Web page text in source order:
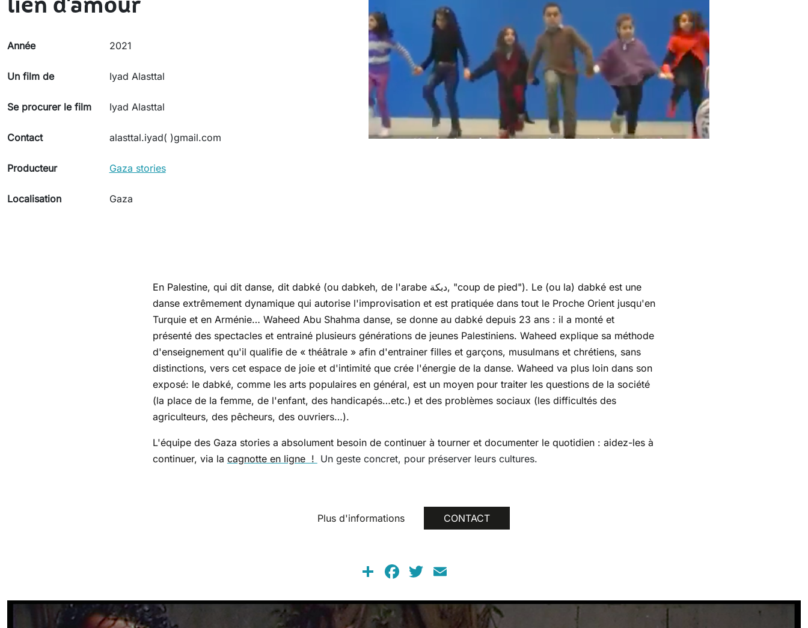
Année 2021
Un film de Iyad Alasttal
Se procurer le film Iyad Alasttal
Contact alasttal.iyad( )gmail.com
Producteur Gaza stories
Localisation Gaza
En Palestine, qui dit danse, dit dabké (ou dabkeh, de l'arabe دبکة, "coup de pied"). Le (ou la) dabké est une
danse extrêmement dynamique qui autorise l'improvisation et est pratiquée dans tout le Proche Orient jusqu'en
Turquie et en Arménie… Waheed Abu Shahma danse, se donne au dabké depuis 23 ans : il a monté et
présenté des spectacles et entrainé plusieurs générations de jeunes Palestiniens. Waheed explique sa méthode
d'enseignement qu'il qualifie de « théâtrale » afin d'entrainer filles et garçons, musulmans et chrétiens, sans
distinctions, vers cet espace de joie et d'intimité que crée l'énergie de la danse. Waheed va plus loin dans son
exposé: le dabké, comme les arts populaires en général, est un moyen pour traiter les questions de la société
(la place de la femme, de l'enfant, des handicapés…etc.) et des problèmes sociaux (les difficultés des
agriculteurs, des pêcheurs, des ouvriers…).
L'équipe des Gaza stories a absolument besoin de continuer à tourner et documenter le quotidien : aidez-les à
continuer, via la cagnotte en ligne ! Un geste concret, pour préserver leurs cultures.
Plus d'informations CONTACT
ShareFacebook
Twitter